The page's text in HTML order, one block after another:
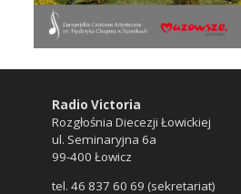
Radio Victoria
Rozgłośnia Diecezji Łowickiej
ul. Seminaryjna 6a
99-400 Łowicz
tel. 46 837 60 69 (sekretariat)